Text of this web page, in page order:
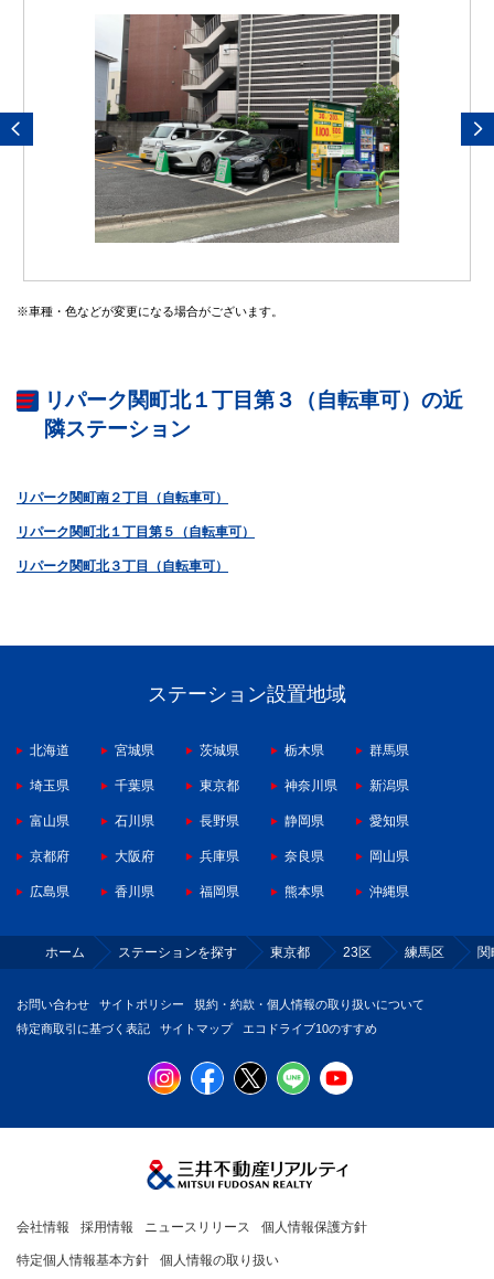
※車種・色などが変更になる場合がございます。
リパーク関町北１丁目第３（自転車可）の近
隣ステーション
リパーク関町南２丁目（自転車可）
リパーク関町北１丁目第５（自転車可）
リパーク関町北３丁目（自転車可）
ステーション設置地域
北海道 宮城県 茨城県 栃木県 群馬県
埼玉県 千葉県 東京都 神奈川県 新潟県
富山県 石川県 長野県 静岡県 愛知県
京都府 大阪府 兵庫県 奈良県 岡山県
広島県 香川県 福岡県 熊本県 沖縄県
ホーム ステーションを探す 東京都 23区 練馬区 関
お問い合わせ サイトポリシー
規約・約款・個人情報の取り扱いについて
特定商取引に基づく表記
サイトマップ エコドライブ10のすすめ
会社情報 採用情報 ニュースリリース 個人情報保護方針
特定個人情報基本方針 個人情報の取り扱い